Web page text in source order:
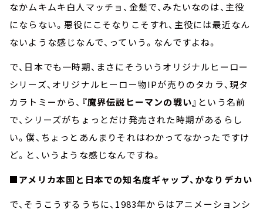
なかムキムキ白人マッチョ、金髪で、みたいなのは、主役
にならない。悪役にこそなりこそすれ、主役には最近なん
ないような感じなんで、っていう。なんですよね。
で、日本でも一時期、まさにそういうオリジナルヒーロー
シリーズ、オリジナルヒーロー物IPが売りのタカラ、現タ
カラトミーから、 『魔界伝説ヒーマンの戦い』 という名前
で、シリーズがちょっとだけ発売された時期があるらし
い。僕、ちょっとあんまりそれはわかってなかったですけ
ど。と、いうような感じなんですね。
■アメリカ本国と日本での知名度ギャップ、かなりデカい
で、そうこうするうちに、1983年からはアニメーションシ